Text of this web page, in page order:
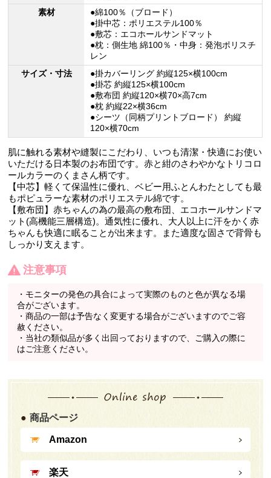
素材
●綿100％（ブロード）
●掛中芯：ポリエステル100％
●敷芯：エコホールサンドマット
●枕：側生地 綿100％・中身：発泡ポリスチ
レン
サイズ・寸法
●掛カバーリング 約縦125×横100cm
●掛芯 約縦125×横100cm
●敷布団 約縦120×横70×高7cm
●枕 約縦22×横36cm
●シーツ（同柄プリントブロード） 約縦
120×横70cm
肌に触れる素材や縫製にこだわり、いつも清潔・快適にお使い
いただける日本製のお布団です。赤と紺のさわやかなトリコロ
ールカラーのくまさん柄です。
【中芯】軽くて保温性に優れ、ベビー用ふとんわたとしても最
もポピュラーな素材のポリエステル綿です。
【敷布団】赤ちゃんの為の最高の敷布団、エコホールサンドマ
ット(高機能三層構造)。通気性に優れ、大人以上に汗をかく赤
ちゃんも快適に眠ることが出来ます。また適度な固さで背骨も
しっかり支えます。
注意事項
・モニターの発色の具合によって実際のものと色が異なる場
合がございます。
・商品の一部は予告なく変更する場合がございますのでご容
赦ください。
・当社の類似品が多く出回っておりますので、ご購入の際に
はご注意ください。
商品ページ
Amazon
楽天